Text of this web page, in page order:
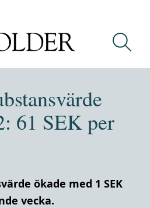
61 SEK per
ökade med 1 SEK
vecka.